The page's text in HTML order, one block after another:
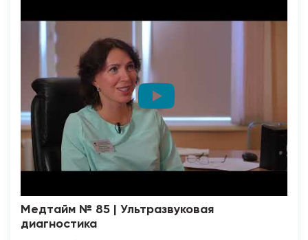
Медтайм № 85 | Ультразвуковая
диагностика